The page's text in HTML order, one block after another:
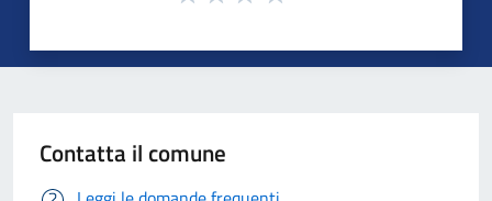
Contatta il comune